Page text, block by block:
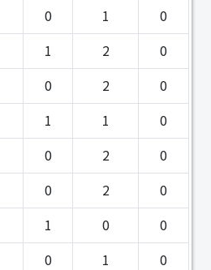
0 1 0
1 2 0
0 2 0
1 1 0
0 2 0
0 2 0
1 0 0
0 1 0